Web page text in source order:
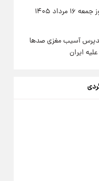
قیمت طلا و سکه امروز جمعه ۱۶ مرداد ۱۴۰۵
آسیب مغزی صدها
ایران